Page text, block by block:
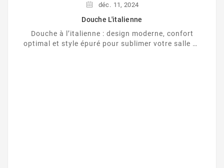
déc. 11, 2024
Douche L'italienne
Douche à l’italienne : design moderne, confort
optimal et style épuré pour sublimer votre salle de